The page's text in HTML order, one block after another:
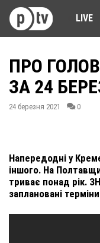
LIVE
ПРО
ЗА 24
24 березня 2021 0
Напередодні у
іншого. На
триває понад рік.
заплановані